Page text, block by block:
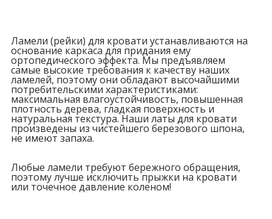
Ламели (рейки) для кровати устанавливаются на
основание каркаса для придания ему
ортопедического эффекта. Мы предъявляем
самые высокие требования к качеству наших
ламелей, поэтому они обладают высочайшими
потребительскими характеристиками:
максимальная влагоустойчивость, повышенная
плотность дерева, гладкая поверхность и
натуральная текстура. Наши латы для кровати
произведены из чистейшего березового шпона,
не имеют запаха.
Любые ламели требуют бережного обращения,
поэтому лучше исключить прыжки на кровати
или точечное давление коленом!